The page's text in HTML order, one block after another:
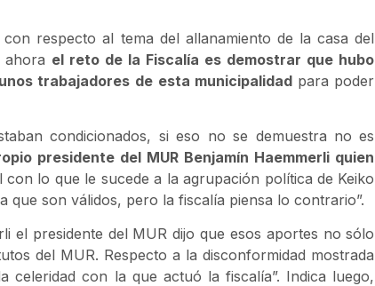
respecto al tema del allanamiento de la casa del
ahora el reto de la Fiscalía es demostrar que hubo
trabajadores de esta municipalidad para poder
condicionados, si eso no se demuestra no es
presidente del MUR Benjamín Haemmerli quien
con lo que le sucede a la agrupación política de Keiko
que son válidos, pero la fiscalía piensa lo contrario”.
el presidente del MUR dijo que esos aportes no sólo
del MUR. Respecto a la disconformidad mostrada
con la que actuó la fiscalía”. Indica luego,